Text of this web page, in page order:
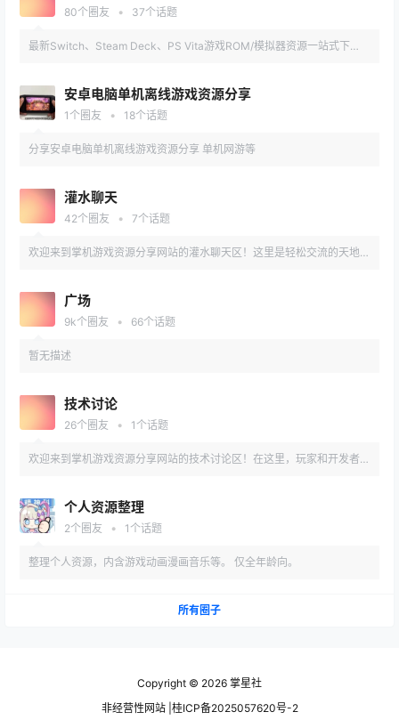
80个圈友 • 37个话题
最新Switch、Steam Deck、PS Vita游戏ROM/模拟器资源一站式下
测可用性，附详细安装教程。
安卓电脑单机离线游戏资源分享
1 个圈友 • 18个话题
分享安卓电脑单机离线游戏资源分享 单机网游等
灌水聊天
42个圈友 • 7个话题
欢迎来到掌机游戏资源分享网站的灌水聊天区！这里是轻松交流的天地，
戏bug、晒收藏设备，甚至闲聊生活趣闻——只要和掌机相关（或不相
关），都能畅所欲言！快来加入，一起愉快摸鱼~
广场
9k个圈友 • 66个话题
暂无描述
技术讨论
26个圈友 • 1 个话题
欢迎来到掌机游戏资源分享网站的技术讨论区！在这里，玩家和开发者可
载及技术问题。分享你的经验，获取最新工具和教程，解决性能调试、
ROM兼容性、手柄适配等难题。加入我们的专业社区，一起提升掌机游
个人资源整理
2个圈友 • 1 个话题
整理个人资源，内含游戏动画漫画音乐等。 仅全年龄向。
所有圈子
Copyright © 2026 掌星社
非经营性网站 |桂ICP备2025057620号-2